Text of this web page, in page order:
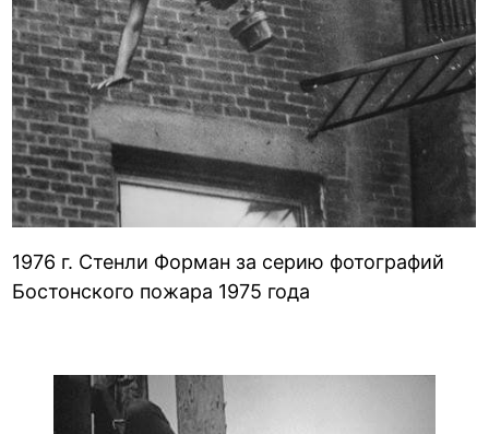
1976 г. Стенли Форман за серию фотографий
Бостонского пожара 1975 года